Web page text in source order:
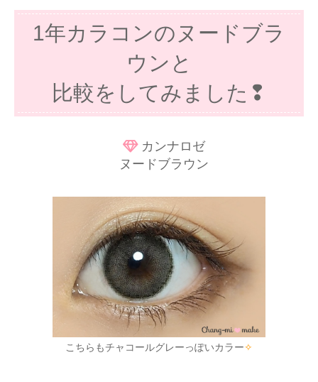
1年カラコンのヌードブラ
ウンと
比較をしてみました❢
カンナロゼ
ヌードブラウン
こちらもチャコールグレーっぽいカラー✧